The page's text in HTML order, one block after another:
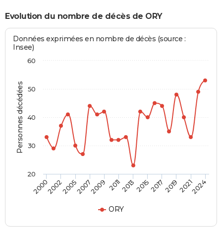
Evolution du nombre de décès de ORY
Personnes décédées
Données exprimées en nombre de décès (source :
Insee)
ORY
20002002200520072009 2011201320152017201920212024
20
30
40
50
60